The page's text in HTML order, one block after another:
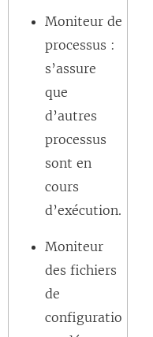
Moniteur de
processus :
s’assure
que
d’autres
processus
sont en
cours
d’exécution.
Moniteur
des fichiers
de
configuratio